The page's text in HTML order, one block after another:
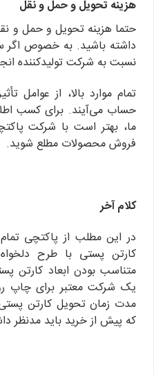
هزینه تحویل و حمل و نقل
حتما هزینه تحویل و حمل و
داشته باشید. به خصوص اگر
نسبت به شرکت تولیدکننده
تمام موارد بالا، از عوامل
حساب می‌آیند. برای کسب
ما، بهتر است با شرکت
فروش محصولات مطلع شوید.
کلام آخر
در این مطلب از پاکتچی
کارتن پستی با طرح
متناسب بودن ابعاد کارتن
یک شرکت معتبر برای چاپ
مدت زمان تحویل کارتن
که پیش از خرید باید مدنظر